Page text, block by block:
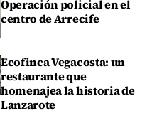
Operación policial en el
centro de Arrecife
Ecofinca Vegacosta: un
restaurante que
homenajea la historia de
Lanzarote